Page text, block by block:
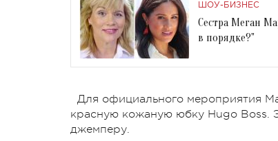
ШОУ-БИЗНЕС
Сестра Меган
в порядке?"
Для официального мероприятия
красную кожаную юбку Hugo Boss.
джемперу.